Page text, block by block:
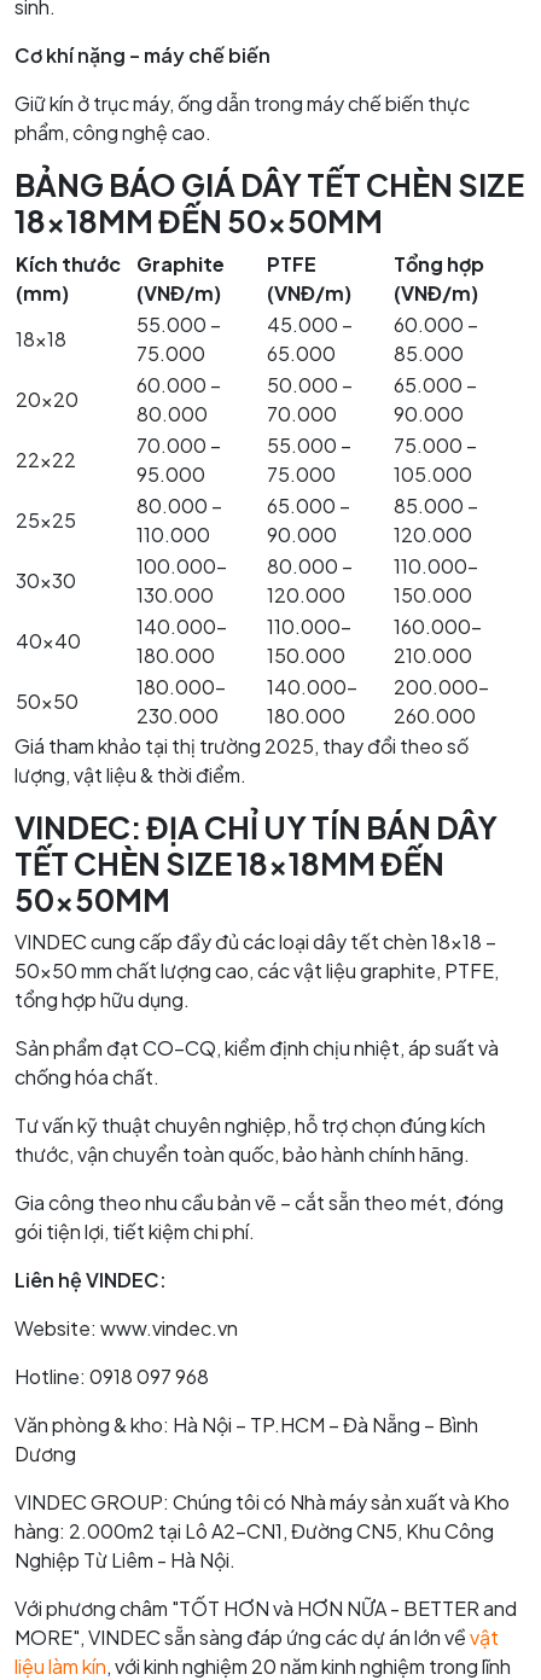
sinh.
Cơ khí nặng – máy chế biến
Giữ kín ở trục máy, ống dẫn trong máy chế biến thực
phẩm, công nghệ cao.
BẢNG BÁO GIÁ DÂY TẾT CHÈN SIZE
18x18MM ĐẾN 50x50MM
Kích thước
(mm)
Graphite
(VNĐ/m)
PTFE
(VNĐ/m)
Tổng hợp
(VNĐ/m)
18×18
55.000 –
75.000
45.000 –
65.000
60.000 –
85.000
20×20
60.000 –
80.000
50.000 –
70.000
65.000 –
90.000
22×22
70.000 –
95.000
55.000 –
75.000
75.000 –
105.000
25×25
80.000 –
110.000
65.000 –
90.000
85.000 –
120.000
30×30
100.000–
130.000
80.000 –
120.000
110.000–
150.000
40×40
140.000–
180.000
110.000–
150.000
160.000–
210.000
50×50
180.000–
230.000
140.000–
180.000
200.000–
260.000
Giá tham khảo tại thị trường 2025, thay đổi theo số
lượng, vật liệu & thời điểm.
VINDEC: ĐỊA CHỈ UY TÍN BÁN DÂY
TẾT CHÈN SIZE 18x18MM ĐẾN
50x50MM
VINDEC cung cấp đầy đủ các loại dây tết chèn 18×18 –
50×50 mm chất lượng cao, các vật liệu graphite, PTFE,
tổng hợp hữu dụng.
Sản phẩm đạt CO–CQ, kiểm định chịu nhiệt, áp suất và
chống hóa chất.
Tư vấn kỹ thuật chuyên nghiệp, hỗ trợ chọn đúng kích
thước, vận chuyển toàn quốc, bảo hành chính hãng.
Gia công theo nhu cầu bản vẽ – cắt sẵn theo mét, đóng
gói tiện lợi, tiết kiệm chi phí.
Liên hệ VINDEC:
Website: www.vindec.vn
Hotline: 0918 097 968
Văn phòng & kho: Hà Nội – TP.HCM – Đà Nẵng – Bình
Dương
VINDEC GROUP: Chúng tôi có Nhà máy sản xuất và Kho
hàng: 2.000m2 tại Lô A2-CN1, Đường CN5, Khu Công
Nghiệp Từ Liêm - Hà Nội.
Với phương châm "TỐT HƠN và HƠN NỮA - BETTER and
MORE", VINDEC sẵn sàng đáp ứng các dự án lớn vềvật
liệu làm kín, với kinh nghiệm 20 năm kinh nghiệm trong lĩnh